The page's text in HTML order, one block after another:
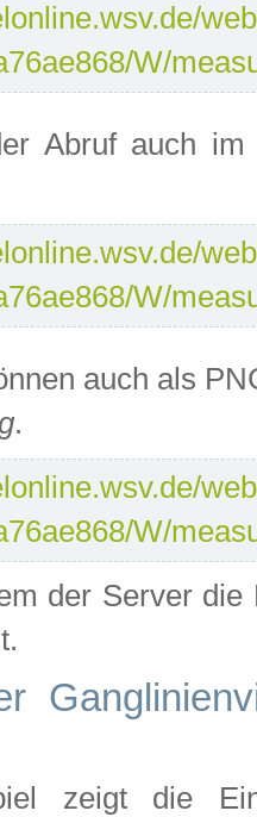
W/
Abruf auch
W/
auch als
.
W/
der Server
zeigt die